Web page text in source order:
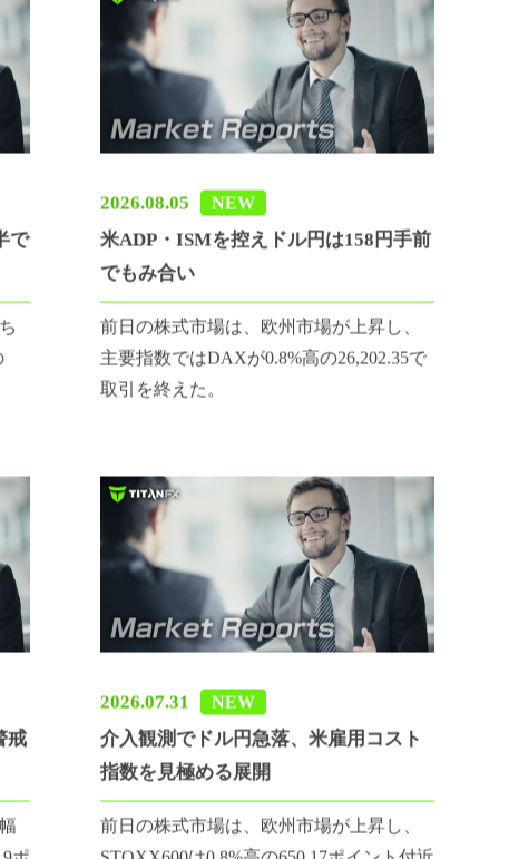
で
NEW
米ADP・ISMを控えドル円は158円手前
でもみ合い
前日の株式市場は、欧州市場が上昇し、
主要指数ではDAXが0.8%高の26,202.35で
取引を終えた。
戒
2026.07.31 NEW
介入観測でドル円急落、米雇用コスト
指数を見極める展開
前日の株式市場は、欧州市場が上昇し、